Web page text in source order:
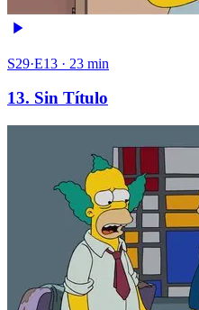
S29·E13 · 23 min
13. Sin Título